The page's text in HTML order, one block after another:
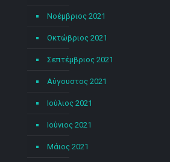
Νοέμβριος 2021
Οκτώβριος 2021
Σεπτέμβριος 2021
Αύγουστος 2021
Ιούλιος 2021
Ιούνιος 2021
Μάιος 2021